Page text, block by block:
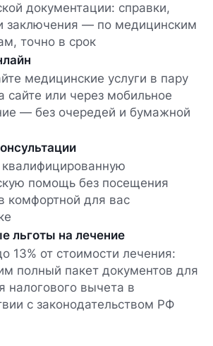
документации: справки,
заключения — по медицинским
точно в срок
медицинские услуги в пару
сайте или через мобильное
— без очередей и бумажной
квалифицированную
помощь без посещения
комфортной для вас
льготы на лечение
13% от стоимости лечения:
полный пакет документов для
налогового вычета в
с законодательством РФ